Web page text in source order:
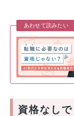
あわせて読みたい
資格なし